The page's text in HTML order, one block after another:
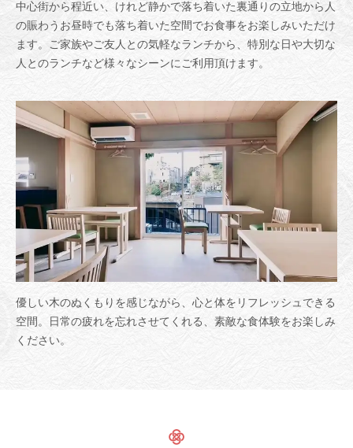
中心街から程近い、けれど静かで落ち着いた裏通りの立地から人
の賑わうお昼時でも落ち着いた空間でお食事をお楽しみいただけ
ます。ご家族やご友人との気軽なランチから、特別な日や大切な
人とのランチなど様々なシーンにご利用頂けます。
優しい木のぬくもりを感じながら、心と体をリフレッシュできる
空間。日常の疲れを忘れさせてくれる、素敵な食体験をお楽しみ
ください。
この店舗情報をシェアする
Hacco restaurant enn by Wellbe